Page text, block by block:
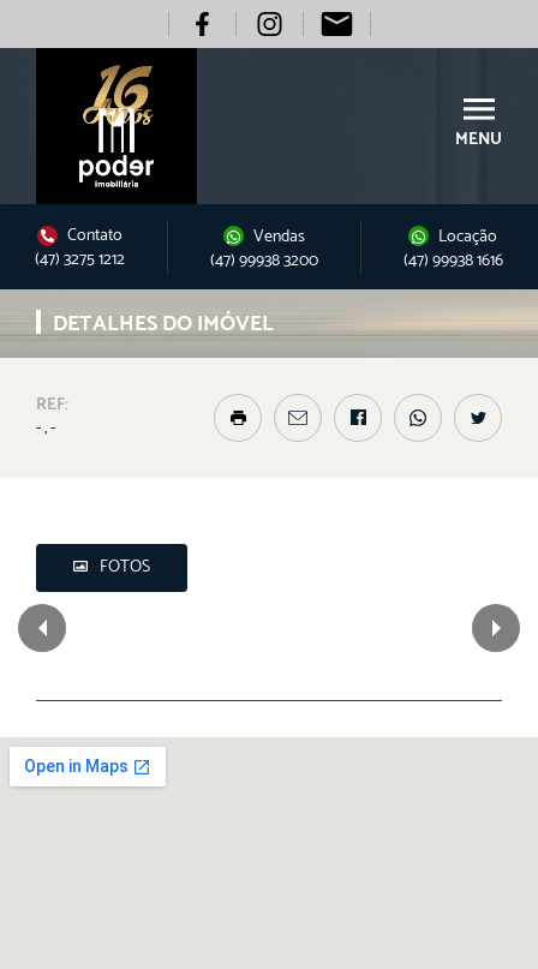
MENU
Contato
(47) 3275 1212
Vendas
(47) 99938 3200
Locação
(47) 99938 1616
DETALHES DO IMÓVEL
REF:
- , -
FOTOS